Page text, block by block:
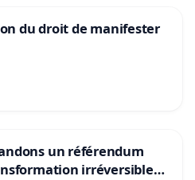
du droit de manifester
un référendum
irréversible